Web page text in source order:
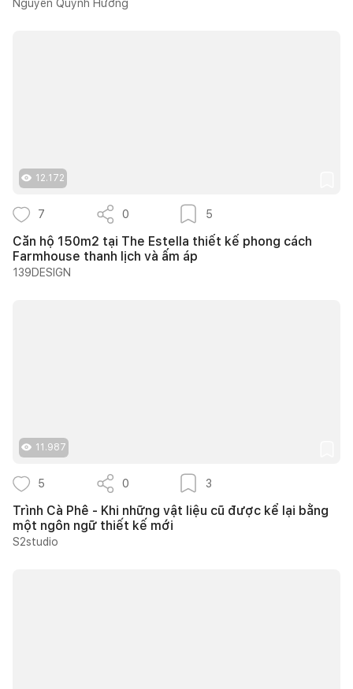
Nguyễn Quỳnh Hương
12.172
7 0 5
Căn hộ 150m2 tại The Estella thiết kế phong cách
Farmhouse thanh lịch và ấm áp
139DESIGN
11.987
5 0 3
Trình Cà Phê - Khi những vật liệu cũ được kể lại bằng
một ngôn ngữ thiết kế mới
S2studio